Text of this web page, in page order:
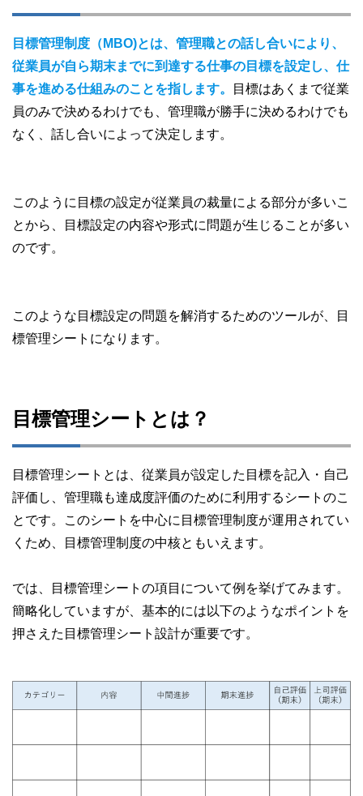
目標管理制度（MBO)とは、管理職との話し合いにより、
従業員が自ら期末までに到達する仕事の目標を設定し、仕
事を進める仕組みのことを指します。
目標はあくまで従業
員のみで決めるわけでも、管理職が勝手に決めるわけでも
なく、話し合いによって決定します。
このように目標の設定が従業員の裁量による部分が多いこ
とから、目標設定の内容や形式に問題が生じることが多い
のです。
このような目標設定の問題を解消するためのツールが、目
標管理シートになります。
目標管理シートとは？
目標管理シートとは、従業員が設定した目標を記入・自己
評価し、管理職も達成度評価のために利用するシートのこ
とです。このシートを中心に目標管理制度が運用されてい
くため、目標管理制度の中核ともいえます。
では、目標管理シートの項目について例を挙げてみます。
簡略化していますが、基本的には以下のようなポイントを
押さえた目標管理シート設計が重要です。